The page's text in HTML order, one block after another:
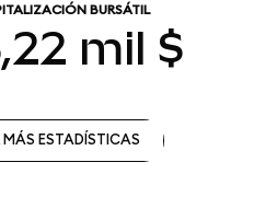
BURSÁTIL
mil $
MÁS ESTADÍSTICAS